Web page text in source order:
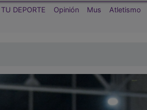
TU DEPORTE Opinión Mus
Atletismo